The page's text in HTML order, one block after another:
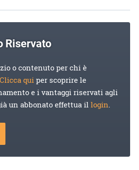
Riservato
o contenuto per chi è
Clicca quiper scoprire le
e i vantaggi riservati agli
un abbonato effettua illogin.